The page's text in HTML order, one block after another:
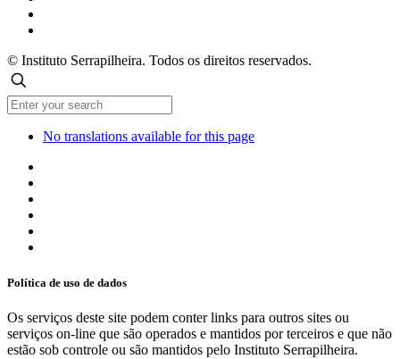
© Instituto Serrapilheira. Todos os direitos reservados.
No translations available for this page
Política de uso de dados
Os serviços deste site podem conter links para outros sites ou
serviços on-line que são operados e mantidos por terceiros e que não
estão sob controle ou são mantidos pelo Instituto Serrapilheira.